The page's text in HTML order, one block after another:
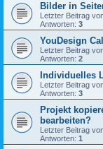
Bilder in
Letzter Beitrag
Antworten: 3
YouDesign
Letzter Beitrag
Antworten: 2
Individuelles
Letzter Beitrag
Antworten: 3
Projekt
bearbeiten?
Letzter Beitrag
Antworten: 1